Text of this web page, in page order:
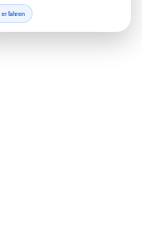
erfahren